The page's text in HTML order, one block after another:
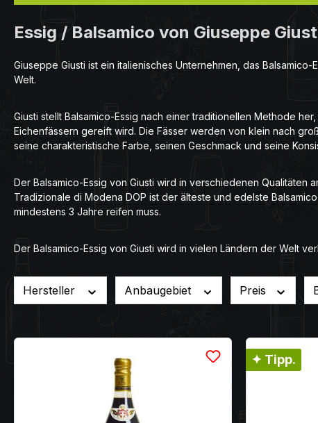
Essig / Balsamico von Giuseppe
Giuseppe Giusti ist ein italienisches Unternehmen, das
Welt.
Giusti stellt Balsamico-Essig nach einer traditionellen Methode
Eichenfässern gereift wird. Die Fässer werden von klein nach
seine charakteristische Farbe, seinen Geschmack und seine
Der Balsamico-Essig von Giusti wird in verschiedenen Qualitäten
Tradizionale di Modena DOP ist der älteste und edelste
mindestens 3 Jahre reifen muss.
Der Balsamico-Essig von Giusti wird in vielen Ländern der Welt
Hersteller Anbaugebiet Preis
✦ Tipp.